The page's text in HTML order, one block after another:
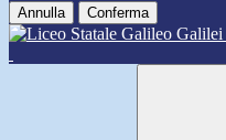
Annulla Conferma